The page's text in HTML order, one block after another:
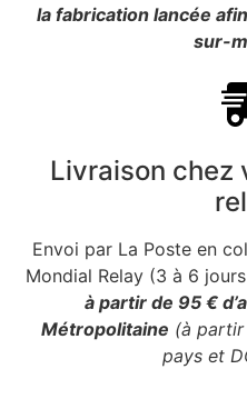
la fabrication lancée
sur-
Livraison chez
Envoi par La Poste en
Mondial Relay (3 à 6
à partir de 95 €
Métropolitaine (à
pays et